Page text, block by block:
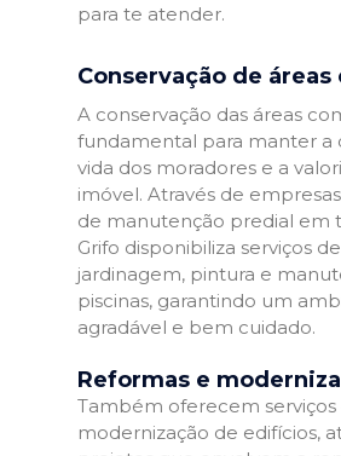
para te atender.
Conservação de áreas
A conservação das áreas
fundamental para manter a
vida dos moradores e a
imóvel. Através de
de manutenção predial em
Grifo disponibiliza serviços
jardinagem, pintura e
piscinas, garantindo um
agradável e bem cuidado.
Reformas e
Também oferecem
modernização de edifícios,